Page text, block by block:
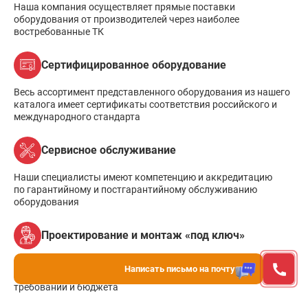
Наша компания осуществляет прямые поставки
оборудования от производителей через наиболее
востребованные ТК
Сертифицированное оборудование
Весь ассортимент представленного оборудования из нашего
каталога имеет сертификаты соответствия российского и
международного стандарта
Сервисное обслуживание
Наши специалисты имеют компетенцию и аккредитацию
по гарантийному и постгарантийному обслуживанию
оборудования
Проектирование и монтаж «под ключ»
Проектировочный отдел нашей компании может
разработать индивидуальный проект исходя из ваших
требований и бюджета
Написать письмо на почту